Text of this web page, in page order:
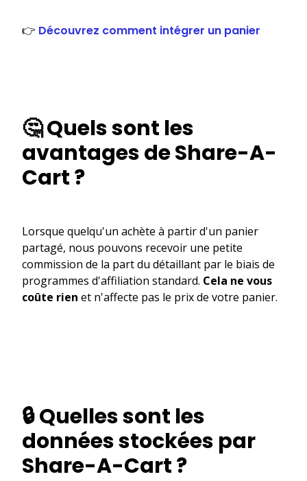
👉 Découvrez comment intégrer un panier
🤔 Quels sont les
avantages de Share-A-
Cart ?
Lorsque quelqu'un achète à partir d'un panier
partagé, nous pouvons recevoir une petite
commission de la part du détaillant par le biais de
programmes d'affiliation standard. Cela ne vous
coûte rien et n'affecte pas le prix de votre panier.
🔒 Quelles sont les
données stockées par
Share-A-Cart ?